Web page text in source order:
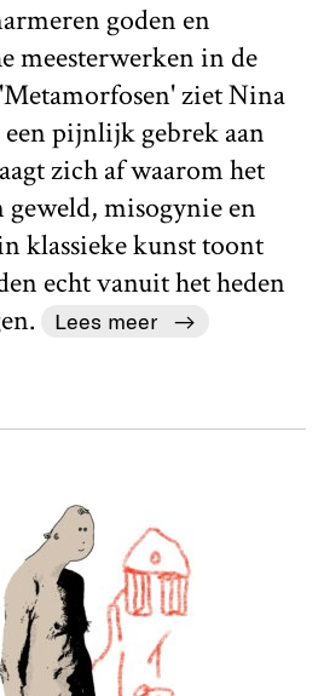
goden en
meesterwerken in de
ziet Nina
pijnlijk gebrek aan
zich af waarom het
geweld, misogynie en
klassieke kunst toont
echt vanuit het heden
Lees meer